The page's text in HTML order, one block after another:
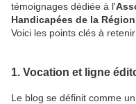
témoignages dédiée à l'
Handicapées de la
Voici les points clés à retenir
1. Vocation et ligne
Le blog se définit comme